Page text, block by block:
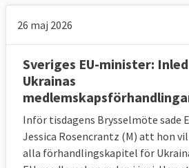
oavsett politisk färg,
om nya EU-lagar. Sverige
gånger – knappt 2 procent
nästan 98 procent av
röstade Sverige, efter
EU-nämnd, ja till nya EU-
om undersökningen.
26 maj 2026
Sveriges EU-minister: Inled
Ukrainas
Inför tisdagens Brysselmöte sade
Jessica Rosencrantz (M) att hon
alla förhandlingskapitel för